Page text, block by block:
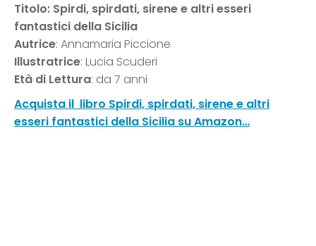
Titolo: Spirdi, spirdati, sirene e altri esseri
fantastici della Sicilia
Autrice: Annamaria Piccione
Illustratrice: Lucia Scuderi
Età di Lettura: da 7 anni
Acquista il libro Spirdi, spirdati, sirene e altri
esseri fantastici della Sicilia su Amazon…